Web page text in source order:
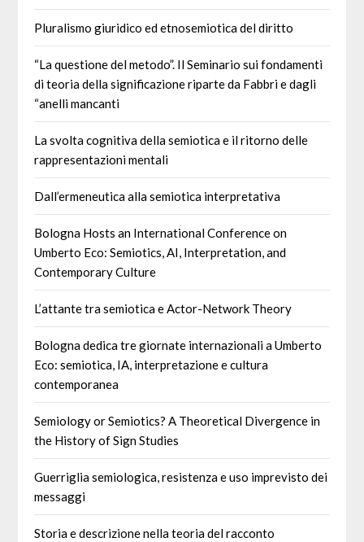
Pluralismo giuridico ed etnosemiotica del diritto
“La questione del metodo”. Il Seminario sui fondamenti
di teoria della significazione riparte da Fabbri e dagli
“anelli mancanti
La svolta cognitiva della semiotica e il ritorno delle
rappresentazioni mentali
Dall’ermeneutica alla semiotica interpretativa
Bologna Hosts an International Conference on
Umberto Eco: Semiotics, AI, Interpretation, and
Contemporary Culture
L’attante tra semiotica e Actor-Network Theory
Bologna dedica tre giornate internazionali a Umberto
Eco: semiotica, IA, interpretazione e cultura
contemporanea
Semiology or Semiotics? A Theoretical Divergence in
the History of Sign Studies
Guerriglia semiologica, resistenza e uso imprevisto dei
messaggi
Storia e descrizione nella teoria del racconto